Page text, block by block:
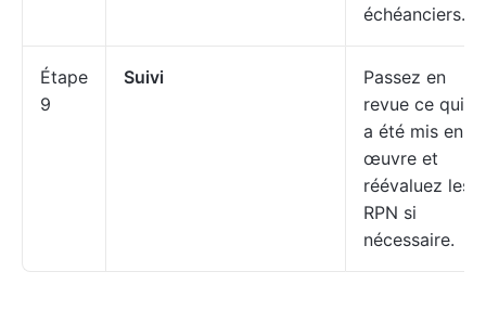
échéanciers.
Étape
9
Suivi
Passez en
revue ce qui
a été mis en
œuvre et
réévaluez les
RPN si
nécessaire.